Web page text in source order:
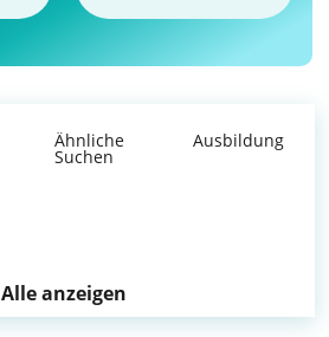
Ähnliche
Suchen
Ausbildung
Alle anzeigen